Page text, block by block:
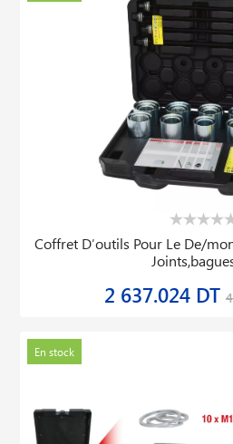
Coffret D′outils Pour Le De/
2 637.024 DT
En stock